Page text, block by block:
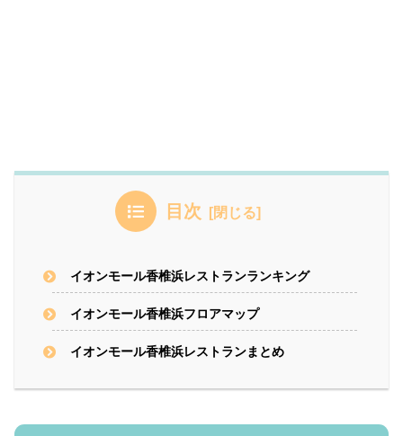
目次
イオンモール香椎浜レストランランキング
イオンモール香椎浜フロアマップ
イオンモール香椎浜レストランまとめ